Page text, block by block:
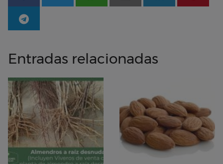
Entradas relacionadas